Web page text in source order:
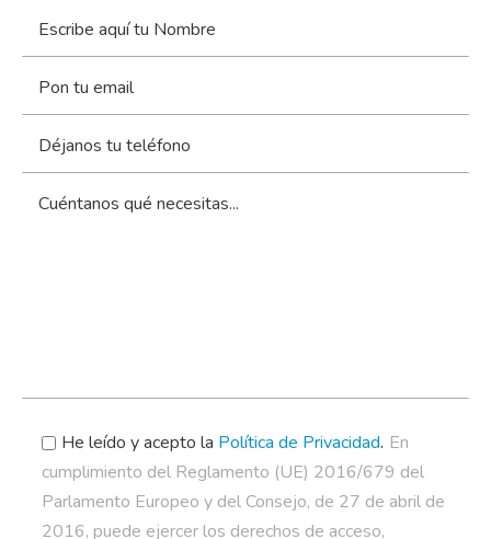
He leído y acepto la Política de Privacidad. En
cumplimiento del Reglamento (UE) 2016/679 del
Parlamento Europeo y del Consejo, de 27 de abril de
2016, puede ejercer los derechos de acceso,